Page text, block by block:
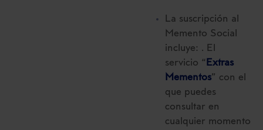
La suscripción al
Memento Social
incluye: . El
servicio “Extras
Mementos” con el
que puedes
consultar en
cualquier momento